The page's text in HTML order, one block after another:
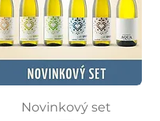
Novinkový set